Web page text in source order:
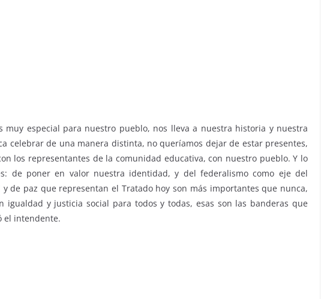
muy especial para nuestro pueblo, nos lleva a nuestra historia y nuestra
celebrar de una manera distinta, no queríamos dejar de estar presentes,
los representantes de la comunidad educativa, con nuestro pueblo. Y lo
de poner en valor nuestra identidad, y del federalismo como eje del
de paz que representan el Tratado hoy son más importantes que nunca,
igualdad y justicia social para todos y todas, esas son las banderas que
el intendente.